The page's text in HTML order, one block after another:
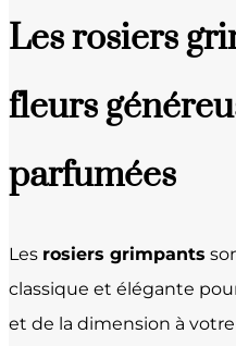
Les rosiers
fleurs
parfumées
Les rosiers grimpants
classique et élégante
et de la dimension à